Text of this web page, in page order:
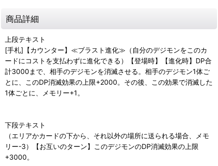
商品詳細
上段テキスト
[手札]【カウンター】≪ブラスト進化≫（自分のデジモンをこのカ
ードにコストを支払わずに進化できる）【登場時】【進化時】DP合
計3000まで、相手のデジモンを消滅させる。相手のデジモン1体ご
とに、このDP消滅効果の上限+2000。その後、この効果で消滅した
1体ごとに、メモリー+1。
下段テキスト
（エリアかカードの下から、それ以外の場所に送られる場合、メモ
リー-3）【お互いのターン】このデジモンのDP消滅効果の上限
+3000。